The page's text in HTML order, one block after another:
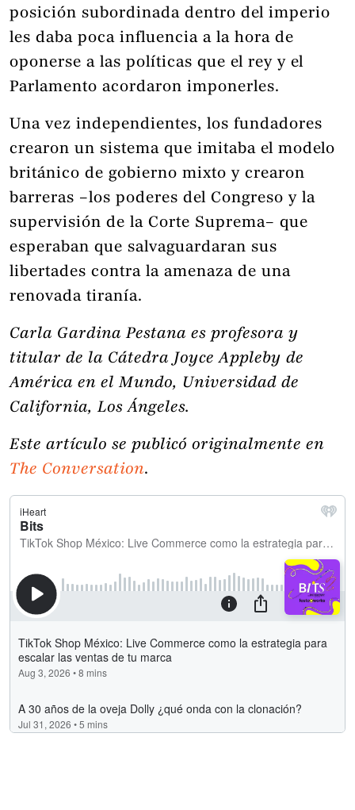
posición subordinada dentro del imperio
les daba poca influencia a la hora de
oponerse a las políticas que el rey y el
Parlamento acordaron imponerles.
Una vez independientes, los fundadores
crearon un sistema que imitaba el modelo
británico de gobierno mixto y crearon
barreras –los poderes del Congreso y la
supervisión de la Corte Suprema– que
esperaban que salvaguardaran sus
libertades contra la amenaza de una
renovada tiranía.
Carla Gardina Pestana es profesora y
titular de la Cátedra Joyce Appleby de
América en el Mundo, Universidad de
California, Los Ángeles.
Este artículo se publicó originalmente en
The Conversation.